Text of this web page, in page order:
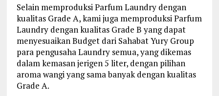
Selain memproduksi Parfum Laundry dengan
kualitas Grade A, kami juga memproduksi Parfum
Laundry dengan kualitas Grade B yang dapat
menyesuaikan Budget dari Sahabat Yury Group
para pengusaha Laundry semua, yang dikemas
dalam kemasan jerigen 5 liter, dengan pilihan
aroma wangi yang sama banyak dengan kualitas
Grade A.